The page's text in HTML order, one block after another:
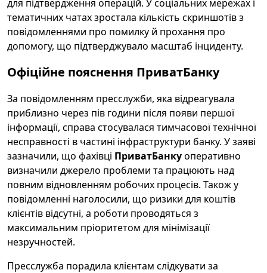
для підтвердження операцій. У соціальних мережах і
тематичних чатах зростала кількість скриншотів з
повідомленнями про помилку й прохання про
допомогу, що підтверджувало масштаб інциденту.
Офіційне пояснення ПриватБанку
За повідомленням пресслужби, яка відреагувала
приблизно через пів години після появи першої
інформації, справа стосувалася тимчасової технічної
несправності в частині інфраструктури банку. У заяві
зазначили, що фахівці ПриватБанкуоперативно
визначили джерело проблеми та працюють над
повним відновленням робочих процесів. Також у
повідомленні наголосили, що ризики для коштів
клієнтів відсутні, а роботи проводяться з
максимальним пріоритетом для мінімізації
незручностей.
Пресслужба порадила клієнтам слідкувати за